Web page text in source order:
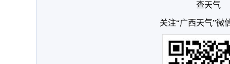
查天气
关注“广西天气”微